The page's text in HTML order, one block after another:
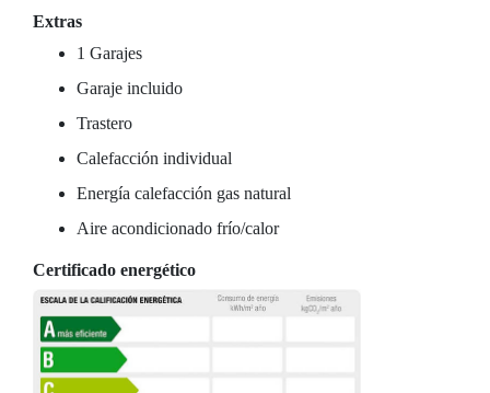
Extras
1 Garajes
Garaje incluido
Trastero
Calefacción individual
Energía calefacción gas natural
Aire acondicionado frío/calor
Certificado energético